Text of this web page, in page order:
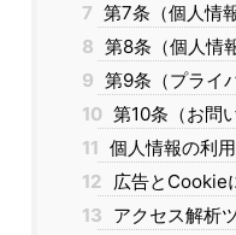
7 第7条（個人情
8 第8条（個人情
9 第9条（プライ
10 第10条（お問
11 個人情報の利
12 広告とCookie
13 アクセス解析